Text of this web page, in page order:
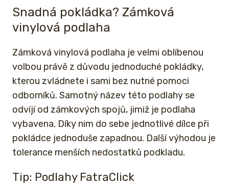
Snadná pokládka? Zámková
vinylová podlaha
Zámková vinylová podlaha je velmi oblíbenou
volbou právě z důvodu jednoduché pokládky,
kterou zvládnete i sami bez nutné pomoci
odborníků. Samotný název této podlahy se
odvíjí od zámkových spojů, jimiž je podlaha
vybavena. Díky nim do sebe jednotlivé dílce při
pokládce jednoduše zapadnou. Další výhodou je
tolerance menších nedostatků podkladu.
Tip: Podlahy FatraClick